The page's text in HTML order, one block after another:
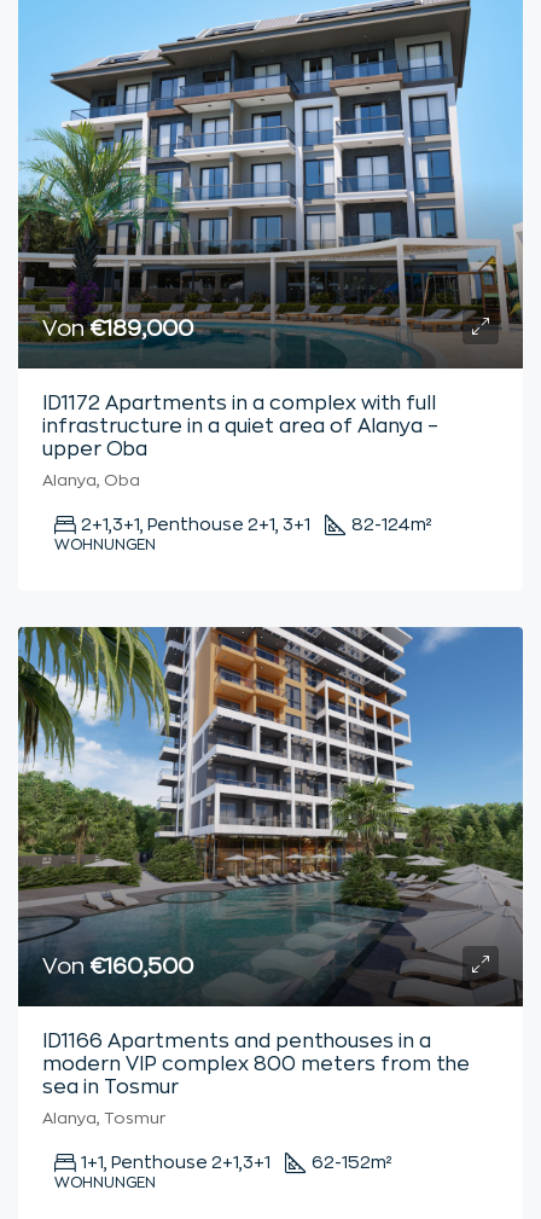
Von€189,000
ID1172 Apartments in a complex with full
infrastructure in a quiet area of Alanya –
upper Oba
Alanya, Oba
2+1,3+1, Penthouse 2+1, 3+1 82-124m²
WOHNUNGEN
Von €160,500
ID1166 Apartments and penthouses in a
modern VIP complex 800 meters from the
sea in Tosmur
Alanya, Tosmur
1+1, Penthouse 2+1,3+1 62-152m²
WOHNUNGEN